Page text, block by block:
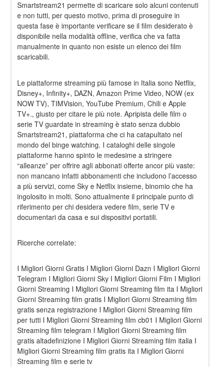
Smartstream21 permette di scaricare solo alcuni contenuti
e non tutti, per questo motivo, prima di proseguire in
questa fase è importante verificare se il film desiderato è
disponibile nella modalità offline, verifica che va fatta
manualmente in quanto non esiste un elenco dei film
scaricabili.
Le piattaforme streaming più famose in Italia sono Netflix,
Disney+, Infinity+, DAZN, Amazon Prime Video, NOW (ex
NOW TV), TIMVision, YouTube Premium, Chili e Apple
TV+., giusto per citare le più note. Apripista delle film o
serie TV guardate in streaming è stato senza dubbio
Smartstream21, piattaforma che ci ha catapultato nel
mondo del binge watching. I cataloghi delle singole
piattaforme hanno spinto le medesime a stringere
“alleanze” per offrire agli abbonati offerte ancor più vaste:
non mancano infatti abbonamenti che includono l’accesso
a più servizi, come Sky e Netflix insieme, binomio che ha
ingolosito in molti. Sono attualmente il principale punto di
riferimento per chi desidera vedere film, serie TV e
documentari da casa e sui dispositivi portatili.
Ricerche correlate:
I Migliori Giorni Gratis I Migliori Giorni Dazn I Migliori Giorni
Telegram I Migliori Giorni Sky I Migliori Giorni Film I Migliori
Giorni Streaming I Migliori Giorni Streaming film ita I Migliori
Giorni Streaming film gratis I Migliori Giorni Streaming film
gratis senza registrazione I Migliori Giorni Streaming film
per tutti I Migliori Giorni Streaming film cb01 I Migliori Giorni
Streaming film telegram I Migliori Giorni Streaming film
gratis altadefinizione I Migliori Giorni Streaming film italia I
Migliori Giorni Streaming film gratis ita I Migliori Giorni
Streaming film e serie tv